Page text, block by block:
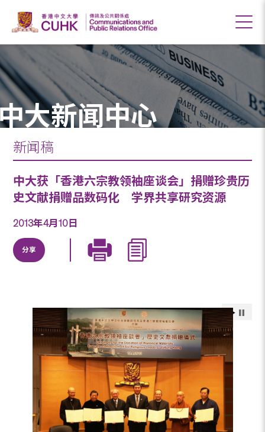
大新闻中心
新闻稿
中大获「香港六宗教领袖座谈会」捐赠珍贵历
史文献捐赠品数码化 学界共享研究资源
2013年4月10日
分享